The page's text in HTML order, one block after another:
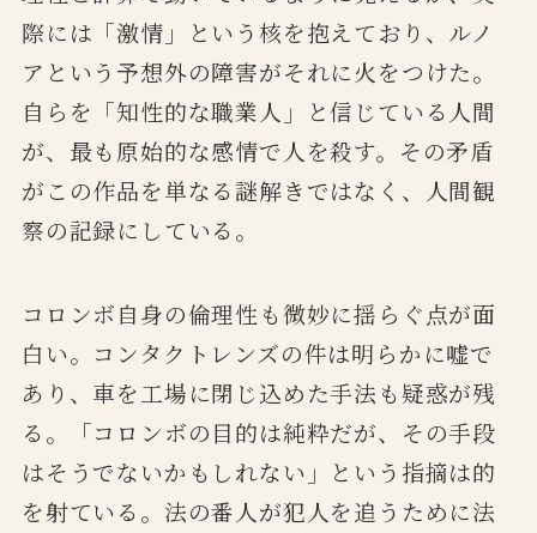
際には「激情」という核を抱えており、ルノ
アという予想外の障害がそれに火をつけた。
自らを「知性的な職業人」と信じている人間
が、最も原始的な感情で人を殺す。その矛盾
がこの作品を単なる謎解きではなく、人間観
察の記録にしている。
コロンボ自身の倫理性も微妙に揺らぐ点が面
白い。コンタクトレンズの件は明らかに嘘で
あり、車を工場に閉じ込めた手法も疑惑が残
る。「コロンボの目的は純粋だが、その手段
はそうでないかもしれない」という指摘は的
を射ている。法の番人が犯人を追うために法